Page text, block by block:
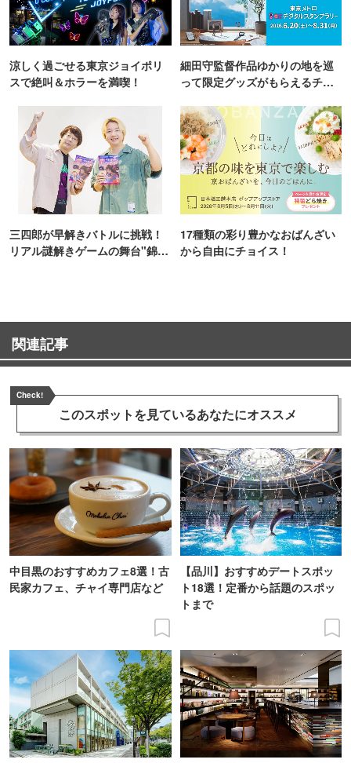
涼しく過ごせる東京ジョイポリ
スで絶叫＆ホラーを満喫！
細田守監督作品ゆかりの地を巡
って限定グッズがもらえるチャ
三四郎が早解きバトルに挑戦！
リアル謎解きゲームの舞台"錦糸
17種類の彩り豊かなおばんざい
から自由にチョイス！
関連記事
Check!
このスポットを見ているあなたにオススメ
中目黒のおすすめカフェ8選！古
民家カフェ、チャイ専門店など
【品川】おすすめデートスポッ
ト18選！定番から話題のスポッ
トまで